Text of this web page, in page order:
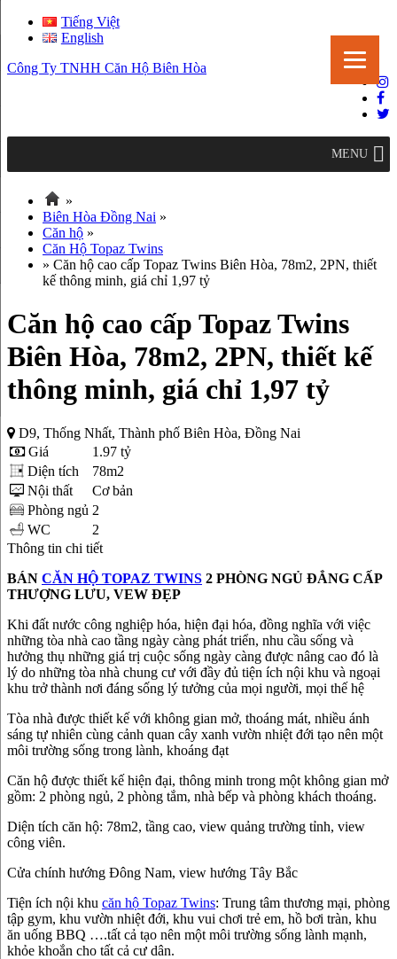
Tiếng Việt
English
Công Ty TNHH Căn Hộ Biên Hòa
MENU
»
Biên Hòa Đồng Nai »
Căn hộ »
Căn Hộ Topaz Twins
» Căn hộ cao cấp Topaz Twins Biên Hòa, 78m2, 2PN, thiết
kế thông minh, giá chỉ 1,97 tỷ
Căn hộ cao cấp Topaz Twins
Biên Hòa, 78m2, 2PN, thiết kế
thông minh, giá chỉ 1,97 tỷ
D9, Thống Nhất, Thành phố Biên Hòa, Đồng Nai
Giá
1.97 tỷ
Diện tích
78m2
Nội thất
Cơ bản
Phòng ngủ 2
WC
2
Thông tin chi tiết
BÁN CĂN HỘ TOPAZ TWINS 2 PHÒNG NGỦ ĐẲNG CẤP
THƯỢNG LƯU, VEW ĐẸP
Khi đất nước công nghiệp hóa, hiện đại hóa, đồng nghĩa với việc
những tòa nhà cao tầng ngày càng phát triển, nhu cầu sống và
hưởng thụ những giá trị cuộc sống ngày càng được nâng cao đó là
lý do những tòa nhà chung cư với đầy đủ tiện ích nội khu và ngoại
khu trở thành nơi đáng sống lý tưởng của mọi người, mọi thế hệ
Tòa nhà được thiết kế với không gian mở, thoáng mát, nhiều ánh
sáng tự nhiên cùng cảnh quan cây xanh vườn nhiệt đới tạo nên một
môi trường sống trong lành, khoáng đạt
Căn hộ được thiết kế hiện đại, thông minh trong một không gian mở
gồm: 2 phòng ngủ, 2 phòng tắm, nhà bếp và phòng khách thoáng.
Diện tích căn hộ: 78m2, tầng cao, view quảng trường tỉnh, view
công viên.
Cửa chính hướng Đông Nam, view hướng Tây Bắc
Tiện ích nội khu căn hộ Topaz Twins: Trung tâm thương mại, phòng
tập gym, khu vườn nhiệt đới, khu vui chơi trẻ em, hồ bơi tràn, khu
ăn uống BBQ ….tất cả tạo nên một môi trường sống lành mạnh,
khỏe khoắn cho tất cả cư dân.